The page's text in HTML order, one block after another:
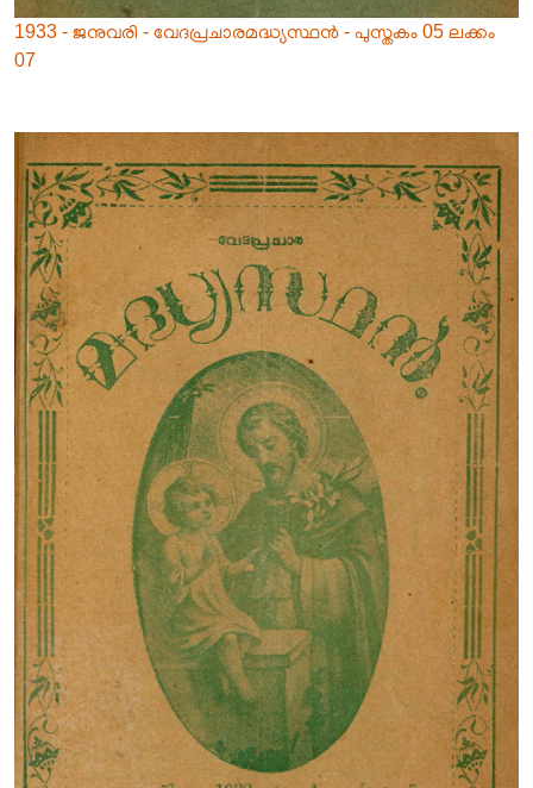
1933 - ജനുവരി - വേദപ്രചാരമദ്ധ്യസ്ഥൻ - പുസ്തകം 05 ലക്കം
07